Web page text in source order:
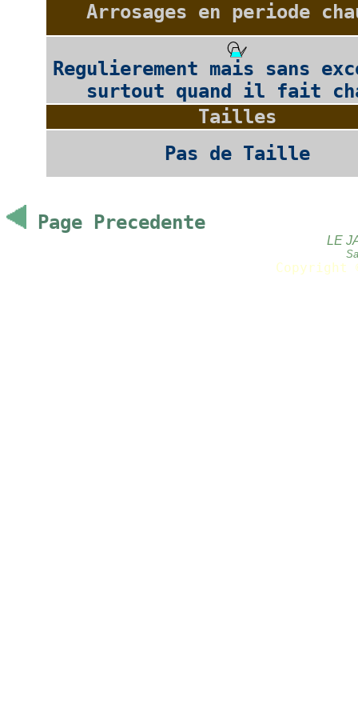
Arrosages en periode
Regulierement mais sans
surtout quand il fait
Tailles
Pas de Taille
Page Precedente
LE
Copyright